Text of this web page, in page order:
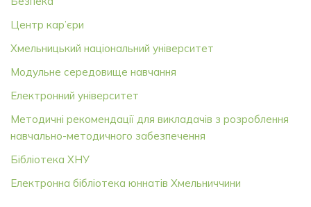
Центр кар’єри
Хмельницький національний університет
Модульне середовище навчання
Електронний університет
Методичні рекомендації для викладачів з розроблення
навчально-методичного забезпечення
Бібліотека ХНУ
Електронна бібліотека юннатів Хмельниччини